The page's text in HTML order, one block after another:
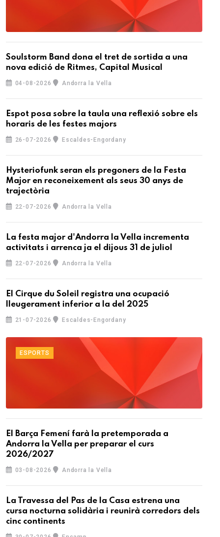
Soulstorm Band dona el tret de sortida a una
nova edició de Ritmes, Capital Musical
04-08-2026 Andorra la Vella
Espot posa sobre la taula una reflexió sobre els
horaris de les festes majors
26-07-2026 Escaldes-Engordany
Hysteriofunk seran els pregoners de la Festa
Major en reconeixement als seus 30 anys de
trajectòria
22-07-2026 Andorra la Vella
La festa major d'Andorra la Vella incrementa
activitats i arrenca ja el dijous 31 de juliol
22-07-2026 Andorra la Vella
El Cirque du Soleil registra una ocupació
lleugerament inferior a la del 2025
21-07-2026 Escaldes-Engordany
ESPORTS
El Barça Femení farà la pretemporada a
Andorra la Vella per preparar el curs
2026/2027
03-08-2026 Andorra la Vella
La Travessa del Pas de la Casa estrena una
cursa nocturna solidària i reunirà corredors dels
cinc continents